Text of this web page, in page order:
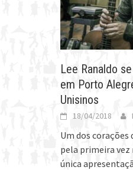
Lee Ranaldo
em Porto
Unisinos
18/04/2018
Um dos corações
pela primeira vez
única